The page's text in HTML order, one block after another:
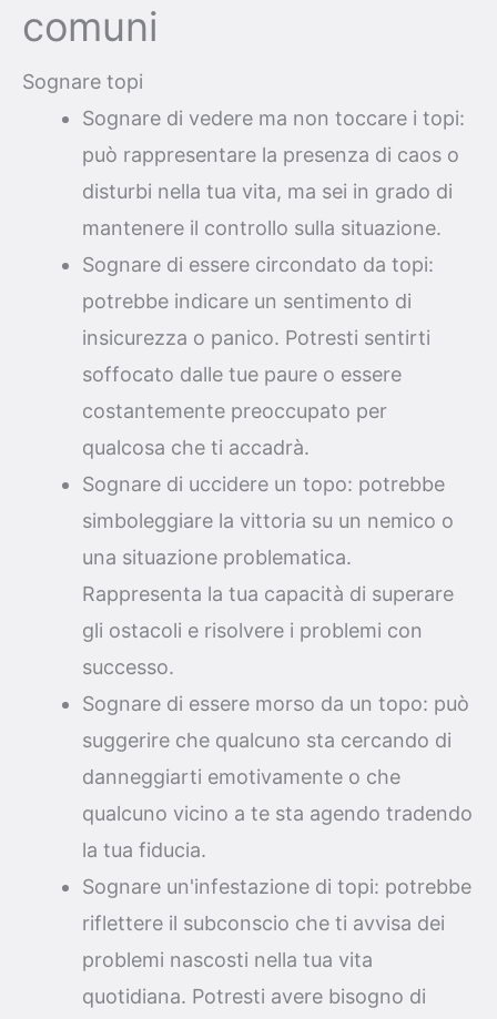
comuni
Sognare topi
Sognare di vedere ma non toccare i topi:
può rappresentare la presenza di caos o
disturbi nella tua vita, ma sei in grado di
mantenere il controllo sulla situazione.
Sognare di essere circondato da topi:
potrebbe indicare un sentimento di
insicurezza o panico. Potresti sentirti
soffocato dalle tue paure o essere
costantemente preoccupato per
qualcosa che ti accadrà.
Sognare di uccidere un topo: potrebbe
simboleggiare la vittoria su un nemico o
una situazione problematica.
Rappresenta la tua capacità di superare
gli ostacoli e risolvere i problemi con
successo.
Sognare di essere morso da un topo: può
suggerire che qualcuno sta cercando di
danneggiarti emotivamente o che
qualcuno vicino a te sta agendo tradendo
la tua fiducia.
Sognare un'infestazione di topi: potrebbe
riflettere il subconscio che ti avvisa dei
problemi nascosti nella tua vita
quotidiana. Potresti avere bisogno di